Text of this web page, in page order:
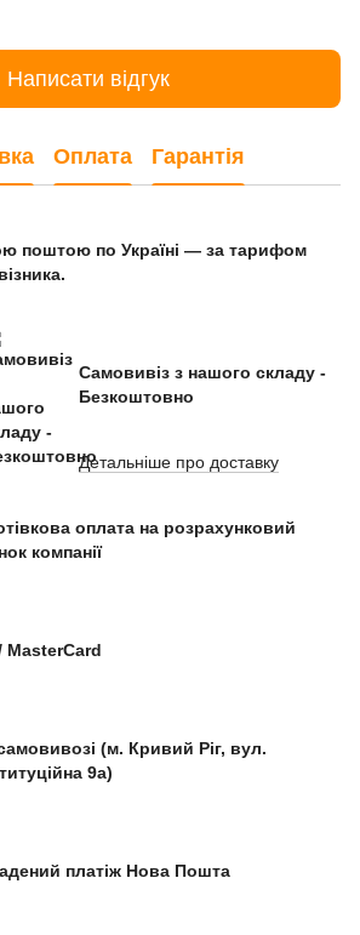
Написати відгук
Оплата Гарантія
поштою по Україні — за тарифом
Самовивіз з нашого складу -
Безкоштовно
Детальніше про доставку
оплата на розрахунковий
компанії
MasterCard
(м. Кривий Ріг, вул.
9а)
платіж Нова Пошта